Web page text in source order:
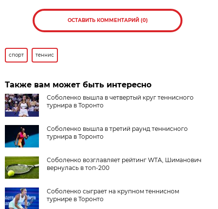
ОСТАВИТЬ КОММЕНТАРИЙ (0)
спорт теннис
Также вам может быть интересно
Соболенко вышла в четвертый круг теннисного
турнира в Торонто
Соболенко вышла в третий раунд теннисного
турнира в Торонто
Соболенко возглавляет рейтинг WTA, Шиманович
вернулась в топ-200
Соболенко сыграет на крупном теннисном
турнире в Торонто